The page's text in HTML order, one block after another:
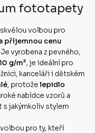
fototapety
volbou pro
příjemnou cenu
vyrobena z pevného,
g/m², je ideální pro
kanceláři i dětském
, protože lepidlo
nabídce vzorů a
jakýmkoliv stylem
pro ty, kteří